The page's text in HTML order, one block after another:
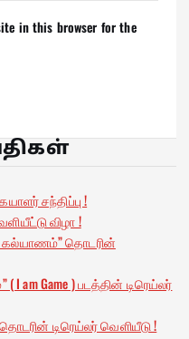
in this browser for the
சந்திப்பு !
விழா !
கல்யாணம்” தொடரின்
am Game ) படத்தின் டிரெய்லர்
டிரெய்லர் வெளியீடு !